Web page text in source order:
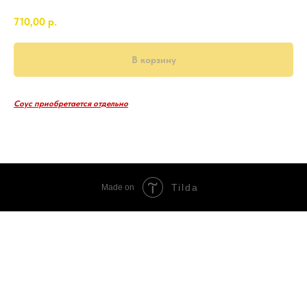
710,00 р.
В корзину
Соус приобретается отдельно
Made on Tilda